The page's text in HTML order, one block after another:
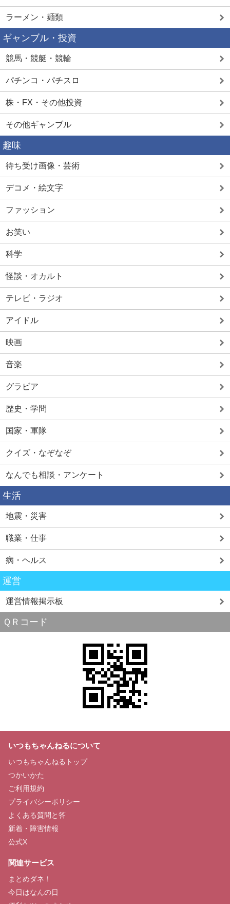
ラーメン・麺類
ギャンブル・投資
競馬・競艇・競輪
パチンコ・パチスロ
株・FX・その他投資
その他ギャンブル
趣味
待ち受け画像・芸術
デコメ・絵文字
ファッション
お笑い
科学
怪談・オカルト
テレビ・ラジオ
アイドル
映画
音楽
グラビア
歴史・学問
国家・軍隊
クイズ・なぞなぞ
なんでも相談・アンケート
生活
地震・災害
職業・仕事
病・ヘルス
運営
運営情報掲示板
ＱＲコード
いつもちゃんねるについて
いつもちゃんねるトップ
つかいかた
ご利用規約
プライバシーポリシー
よくある質問と答
新着・障害情報
公式X
関連サービス
まとめダネ！
今日はなんの日